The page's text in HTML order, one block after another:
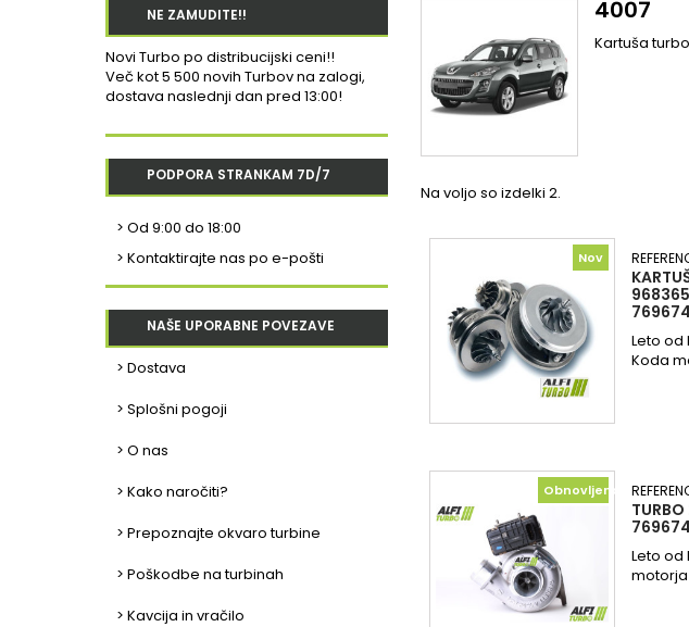
NE ZAMUDITE!!
Novi Turbo po distribucijski ceni!!
Več kot 5 500 novih Turbov na zalogi,
dostava naslednji dan pred 13:00!
PODPORA STRANKAM 7D/7
> Od 9:00 do 18:00
> Kontaktirajte nas po e-pošti
NAŠE UPORABNE POVEZAVE
> Dostava
> Splošni pogoji
> O nas
> Kako naročiti?
> Prepoznajte okvaro turbine
> Poškodbe na turbinah
> Kavcija in vračilo
4007
Kartuša
Na voljo so izdelki 2.
Nov
Leto od
Koda
Obnovljeno
Leto od
motorja